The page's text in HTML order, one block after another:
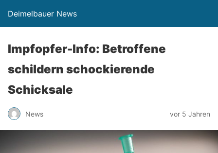
Deimelbauer News
Impfopfer-Info: Betroffene
schildern schockierende
Schicksale
News vor 5 Jahren